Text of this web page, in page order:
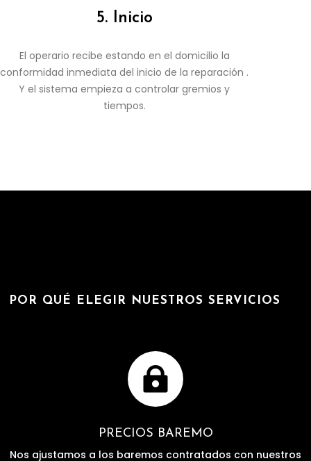
5. Inicio
El operario recibe estando en el domicilio la
conformidad inmediata del inicio de la reparación .
Y el sistema empieza a controlar gremios y
tiempos.
POR QUÉ ELEGIR NUESTROS SERVICIOS

PRECIOS BAREMO
Nos ajustamos a los baremos contratados con nuestros